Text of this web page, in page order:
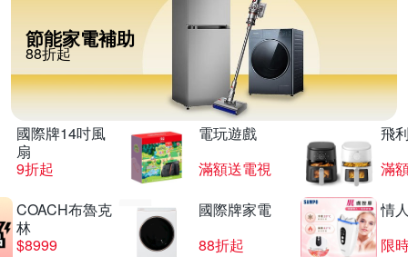
節能家電補助
88折起
國際牌14吋風
扇
9折起
電玩遊戲
滿額送電視
飛
滿
COACH布魯克
林
$8999
國際牌家電
88折起
情
限